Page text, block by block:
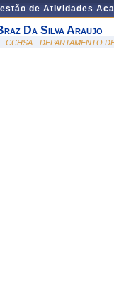
de Atividades
Da Silva Araujo
CCHSA - DEPARTAMENTO